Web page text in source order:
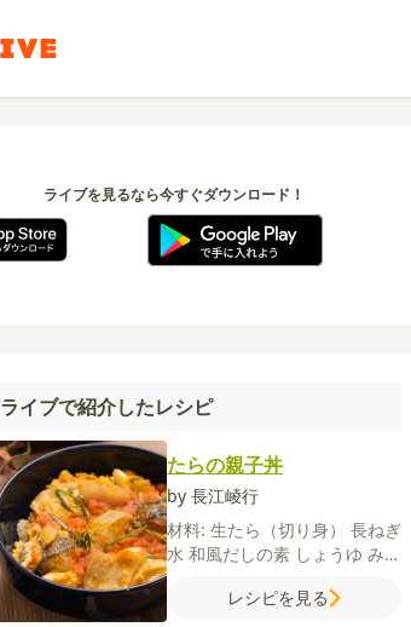
ライブを見るなら今すぐダウンロード！
ライブで紹介したレシピ
たらの親子丼
by 長江崚行
材料: 生たら（切り身） 長ねぎ
水 和風だしの素 しょうゆ みり
【B】溶き卵
レシピを見る